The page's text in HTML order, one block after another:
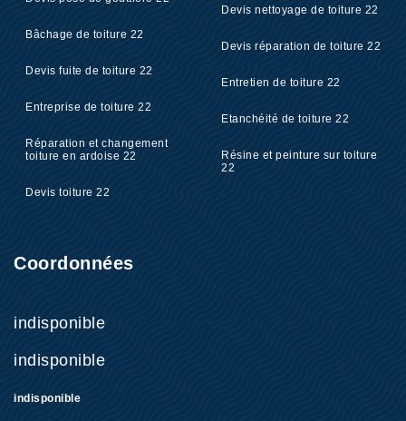
Bâchage de toiture 22
Devis fuite de toiture 22
Entreprise de toiture 22
Réparation et changement
toiture en ardoise 22
Devis toiture 22
Devis nettoyage de toiture 22
Devis réparation de toiture 22
Entretien de toiture 22
Etanchéité de toiture 22
Résine et peinture sur toiture
22
Coordonnées
indisponible
indisponible
indisponible